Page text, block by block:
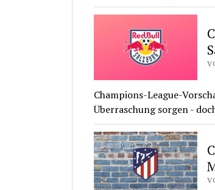
Champions-League-
Überraschung sorgen -